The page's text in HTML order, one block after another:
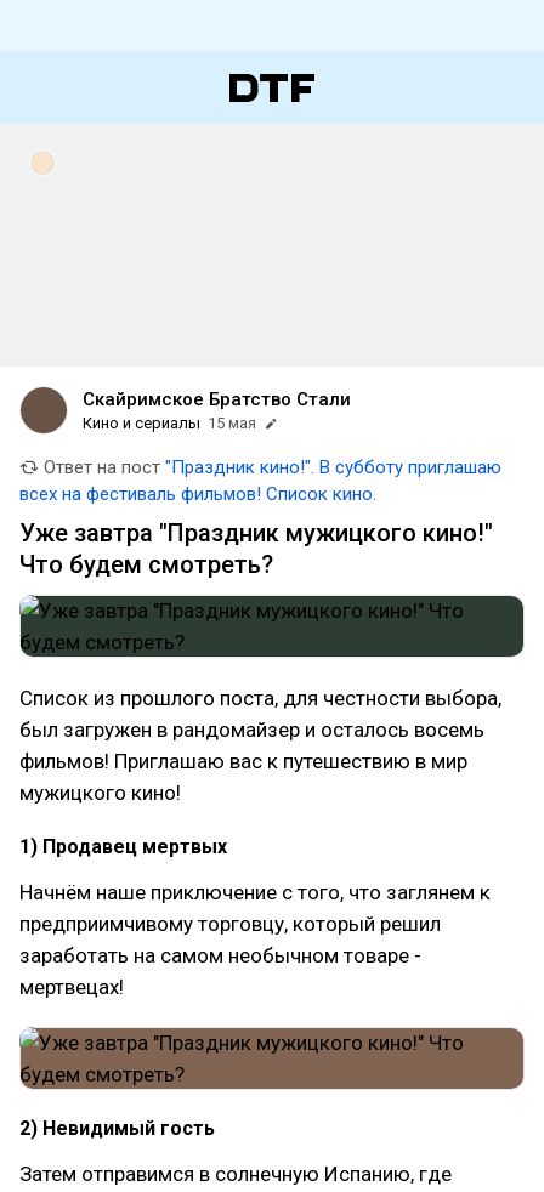
Скайримское Братство Стали
Кино и сериалы 15 мая
Ответ на пост "Праздник кино!". В субботу приглашаю
всех на фестиваль фильмов! Список кино.
Уже завтра "Праздник мужицкого кино!"
Что будем смотреть?
Список из прошлого поста, для честности выбора,
был загружен в рандомайзер и осталось восемь
фильмов! Приглашаю вас к путешествию в мир
мужицкого кино!
1) Продавец мертвых
Начнём наше приключение с того, что заглянем к
предприимчивому торговцу, который решил
заработать на самом необычном товаре -
мертвецах!
2) Невидимый гость
Затем отправимся в солнечную Испанию, где